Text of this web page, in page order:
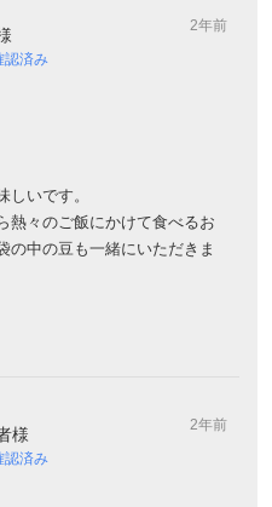
認済み
2年前
いです。
熱々のご飯にかけて食べるお
の中の豆も一緒にいただきま
様
認済み
2年前